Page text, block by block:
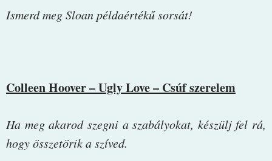
Ismerd meg Sloan példaértékű sorsát!
Colleen Hoover – Ugly Love – Csúf szerelem
Ha meg akarod szegni a szabályokat, készülj fel rá,
hogy összetörik a szíved.